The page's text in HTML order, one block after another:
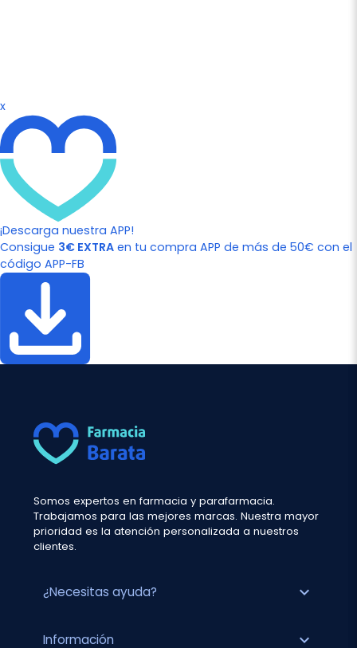
x
¡Descarga nuestra APP!
Consigue 3€ EXTRA en tu compra APP de más de 50€ con el
código APP-FB
Somos expertos en farmacia y parafarmacia.
Trabajamos para las mejores marcas. Nuestra mayor
prioridad es la atención personalizada a nuestros
clientes.
¿Necesitas ayuda? expand_more
Información expand_more